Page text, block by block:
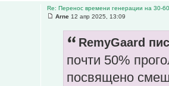
Re: Перенос времени генерации на 30-
Arne 12 апр 2025, 13:09
RemyGaard
почти 50%
посвящено